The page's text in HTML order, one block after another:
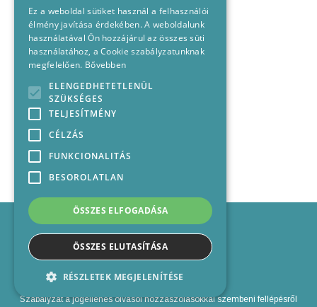
Impresszum
Médiajánlat
Felhasználási feltételek
Kapcsolat
Szabályzat a jogellenes olvasói hozzászólásokkal szembeni fellépésről
Ez a weboldal sütiket használ a felhasználói
élmény javítása érdekében. A weboldalunk
használatával Ön hozzájárul az összes süti
használatához, a Cookie szabályzatunknak
megfelelően. Bővebben
ELENGEDHETETLENÜL
SZÜKSÉGES
TELJESÍTMÉNY
CÉLZÁS
FUNKCIONALITÁS
BESOROLATLAN
ÖSSZES ELFOGADÁSA
ÖSSZES ELUTASÍTÁSA
RÉSZLETEK MEGJELENÍTÉSE